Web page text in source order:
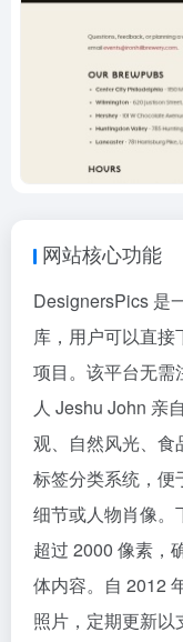
网站核心功能
DesignersPics 是
库，用户可以直
项目。该平台无需
人 Jeshu John 亲
观、自然风光、食
标签分类系统，便
细节或人物肖像。
超过 2000 像素，
体内容。自 2012
照片，定期更新